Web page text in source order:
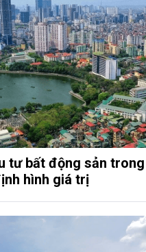
tư bất động sản trong
hình giá trị